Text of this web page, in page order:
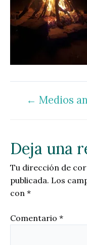
Navegación
← Medios
Deja una
Tu dirección de
publicada. Los
con *
Comentario *